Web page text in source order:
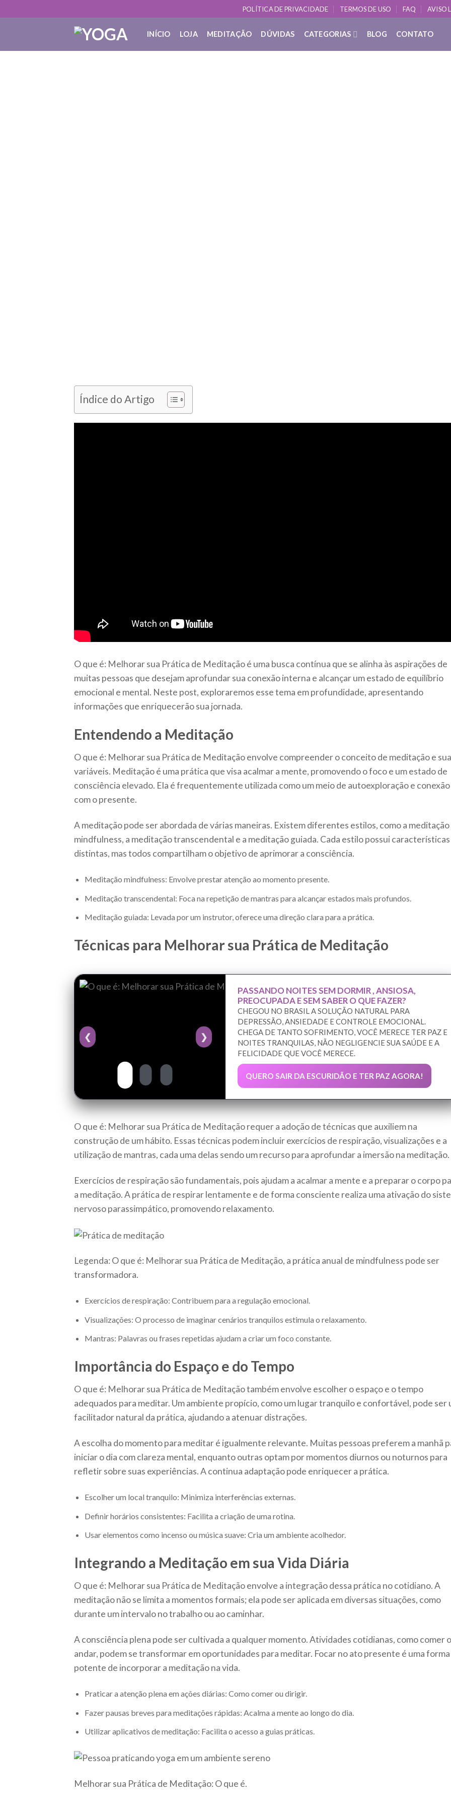
POLÍTICA DE PRIVACIDADE TERMOS DE USO FAQ AVISO
INÍCIO LOJA MEDITAÇÃO DÚVIDAS CATEGORIAS BLOG CONTATO
Índice do Artigo
O que é: Melhorar sua Prática de Meditação é uma busca contínua que se alinha às aspirações de
muitas pessoas que desejam aprofundar sua conexão interna e alcançar um estado de equilíbrio
emocional e mental. Neste post, exploraremos esse tema em profundidade, apresentando
informações que enriquecerão sua jornada.
Entendendo a Meditação
O que é: Melhorar sua Prática de Meditação envolve compreender o conceito de meditação e
variáveis. Meditação é uma prática que visa acalmar a mente, promovendo o foco e um estado de
consciência elevado. Ela é frequentemente utilizada como um meio de autoexploração e conexão
com o presente.
A meditação pode ser abordada de várias maneiras. Existem diferentes estilos, como a meditação
mindfulness, a meditação transcendental e a meditação guiada. Cada estilo possui características
distintas, mas todos compartilham o objetivo de aprimorar a consciência.
Meditação mindfulness: Envolve prestar atenção ao momento presente.
Meditação transcendental: Foca na repetição de mantras para alcançar estados mais profundos.
Meditação guiada: Levada por um instrutor, oferece uma direção clara para a prática.
Técnicas para Melhorar sua Prática de Meditação
❮ ❯
PASSANDO NOITES SEM DORMIR , ANSIOSA,
PREOCUPADA E SEM SABER O QUE FAZER?
CHEGOU NO BRASIL A SOLUÇÃO NATURAL PARA
DEPRESSÃO, ANSIEDADE E CONTROLE EMOCIONAL.
CHEGA DE TANTO SOFRIMENTO, VOCÊ MERECE TER PAZ E
NOITES TRANQUILAS, NÃO NEGLIGENCIE SUA SAÚDE E A
FELICIDADE QUE VOCÊ MERECE.
QUERO SAIR DA ESCURIDÃO E TER PAZ AGORA!
O que é: Melhorar sua Prática de Meditação requer a adoção de técnicas que auxiliem na
construção de um hábito. Essas técnicas podem incluir exercícios de respiração, visualizações e a
utilização de mantras, cada uma delas sendo um recurso para aprofundar a imersão na meditação.
Exercícios de respiração são fundamentais, pois ajudam a acalmar a mente e a preparar o corpo
a meditação. A prática de respirar lentamente e de forma consciente realiza uma ativação do
nervoso parassimpático, promovendo relaxamento.
Legenda: O que é: Melhorar sua Prática de Meditação, a prática anual de mindfulness pode ser
transformadora.
Exercícios de respiração: Contribuem para a regulação emocional.
Visualizações: O processo de imaginar cenários tranquilos estimula o relaxamento.
Mantras: Palavras ou frases repetidas ajudam a criar um foco constante.
Importância do Espaço e do Tempo
O que é: Melhorar sua Prática de Meditação também envolve escolher o espaço e o tempo
adequados para meditar. Um ambiente propício, como um lugar tranquilo e confortável, pode ser
facilitador natural da prática, ajudando a atenuar distrações.
A escolha do momento para meditar é igualmente relevante. Muitas pessoas preferem a manhã
iniciar o dia com clareza mental, enquanto outras optam por momentos diurnos ou noturnos para
refletir sobre suas experiências. A continua adaptação pode enriquecer a prática.
Escolher um local tranquilo: Minimiza interferências externas.
Definir horários consistentes: Facilita a criação de uma rotina.
Usar elementos como incenso ou música suave: Cria um ambiente acolhedor.
Integrando a Meditação em sua Vida Diária
O que é: Melhorar sua Prática de Meditação envolve a integração dessa prática no cotidiano. A
meditação não se limita a momentos formais; ela pode ser aplicada em diversas situações, como
durante um intervalo no trabalho ou ao caminhar.
A consciência plena pode ser cultivada a qualquer momento. Atividades cotidianas, como comer
andar, podem se transformar em oportunidades para meditar. Focar no ato presente é uma forma
potente de incorporar a meditação na vida.
Praticar a atenção plena em ações diárias: Como comer ou dirigir.
Fazer pausas breves para meditações rápidas: Acalma a mente ao longo do dia.
Utilizar aplicativos de meditação: Facilita o acesso a guias práticas.
Melhorar sua Prática de Meditação: O que é.